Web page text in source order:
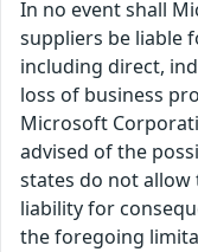
In no event shall
suppliers be liable
including direct,
loss of business
Microsoft
advised of the
states do not
liability for
the foregoing